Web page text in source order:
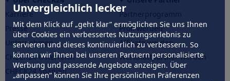
Unvergleichlich lecker
Mit dem Klick auf „geht klar” ermöglichen Sie uns Ihnen
über Cookies ein verbessertes Nutzungserlebnis zu
servieren und dieses kontinuierlich zu verbessern. So
können wir Ihnen bei unseren Partnern personalisierte
Werbung und passende Angebote anzeigen. Über
„anpassen” können Sie Ihre persönlichen Präferenzen
Karriere
Presse
Unternehmen
CHECK24 Österreich
CHECK24 Spanien
Partnerprogramm
Profi werden
Affiliate werden
Werkstattpartner werden